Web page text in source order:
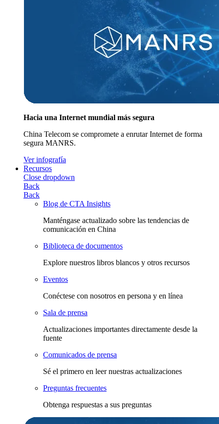
Hacia una Internet mundial más segura
China Telecom se compromete a enrutar Internet de forma
segura MANRS.
Ver infografía
Recursos
Close dropdown
Back
Back
Blog de CTA Insights
Manténgase actualizado sobre las tendencias de
comunicación en China
Biblioteca de documentos
Explore nuestros libros blancos y otros recursos
Eventos
Conéctese con nosotros en persona y en línea
Sala de prensa
Actualizaciones importantes directamente desde la
fuente
Comunicados de prensa
Sé el primero en leer nuestras actualizaciones
Preguntas frecuentes
Obtenga respuestas a sus preguntas